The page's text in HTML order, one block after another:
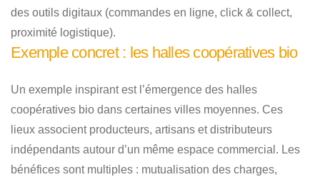
des outils digitaux (commandes en ligne, click & collect,
proximité logistique).
Exemple concret : les halles coopératives bio
Un exemple inspirant est l’émergence des halles
coopératives bio dans certaines villes moyennes. Ces
lieux associent producteurs, artisans et distributeurs
indépendants autour d’un même espace commercial. Les
bénéfices sont multiples : mutualisation des charges,